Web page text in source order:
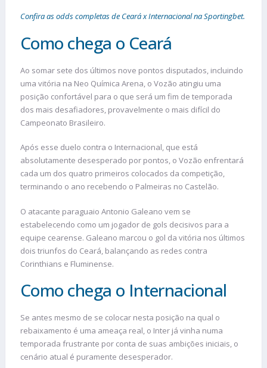
Confira as odds completas de Ceará x Internacional na Sportingbet.
Como chega o Ceará
Ao somar sete dos últimos nove pontos disputados, incluindo
uma vitória na Neo Química Arena, o Vozão atingiu uma
posição confortável para o que será um fim de temporada
dos mais desafiadores, provavelmente o mais difícil do
Campeonato Brasileiro.
Após esse duelo contra o Internacional, que está
absolutamente desesperado por pontos, o Vozão enfrentará
cada um dos quatro primeiros colocados da competição,
terminando o ano recebendo o Palmeiras no Castelão.
O atacante paraguaio Antonio Galeano vem se
estabelecendo como um jogador de gols decisivos para a
equipe cearense. Galeano marcou o gol da vitória nos últimos
dois triunfos do Ceará, balançando as redes contra
Corinthians e Fluminense.
Como chega o Internacional
Se antes mesmo de se colocar nesta posição na qual o
rebaixamento é uma ameaça real, o Inter já vinha numa
temporada frustrante por conta de suas ambições iniciais, o
cenário atual é puramente desesperador.